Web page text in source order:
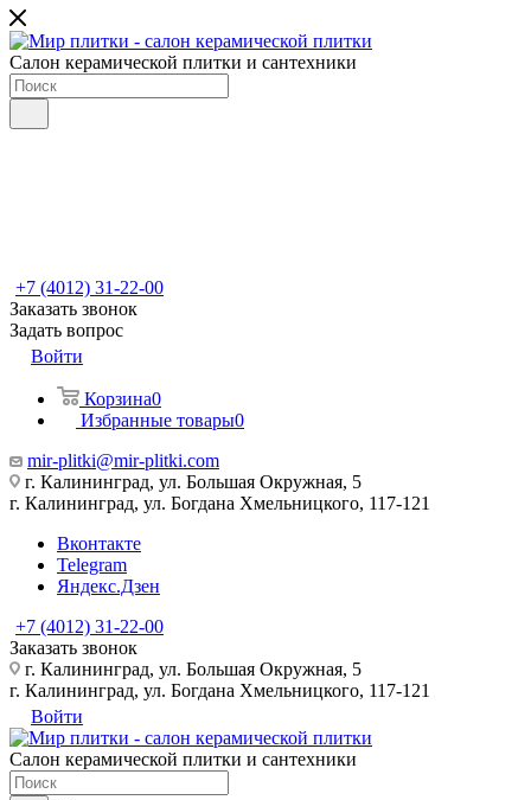
Салон керамической плитки и сантехники
+7 (4012) 31-22-00
Заказать звонок
Задать вопрос
Войти
Корзина0
Избранные товары0
mir-plitki@mir-plitki.com
г. Калининград, ул. Большая Окружная, 5
г. Калининград, ул. Богдана Хмельницкого, 117-121
Вконтакте
Telegram
Яндекс.Дзен
+7 (4012) 31-22-00
Заказать звонок
г. Калининград, ул. Большая Окружная, 5
г. Калининград, ул. Богдана Хмельницкого, 117-121
Войти
Салон керамической плитки и сантехники